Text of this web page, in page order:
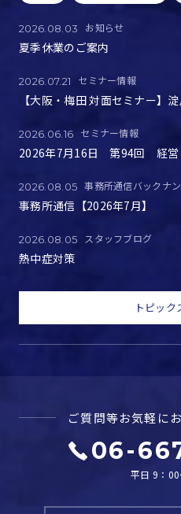
2026.08.03 お知らせ
夏季休業のご案内
2026.07.21 セミナー情報
【大阪・梅田 対面セミナー】
2026.06.16 セミナー情報
2026年7月16日 第94回 経営
2026.08.05 事務所通信バックナ
事務所通信【2026年7月】
2026.08.05 スタッフブログ
熱中症対策
トピッ
ご質問等お気軽に
06-
平日 9：